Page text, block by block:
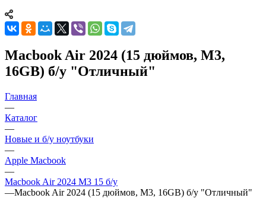
Macbook Air 2024 (15 дюймов, M3,
16GB) б/у "Отличный"
Главная
—
Каталог
—
Новые и б/у ноутбуки
—
Apple Macbook
—
Macbook Air 2024 M3 15 б/у
—Macbook Air 2024 (15 дюймов, M3, 16GB) б/у "Отличный"